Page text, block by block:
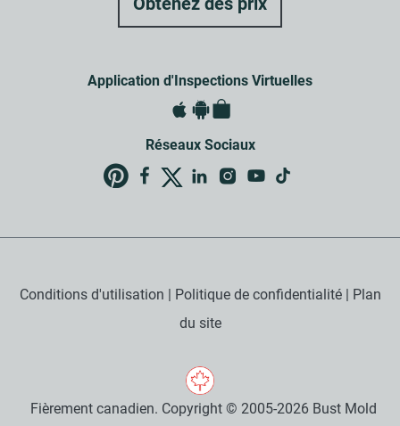
Application d'Inspections Virtuelles
Réseaux Sociaux
Fièrement canadien. Copyright © 2005-2026 Bust Mold
Conditions d'utilisation | Politique de confidentialité| Plan
du site